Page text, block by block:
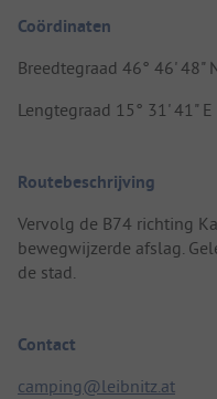
Coördinaten
Breedtegraad 46° 46' 48"
Lengtegraad 15° 31' 41"
Routebeschrijving
Vervolg de B74 richting
bewegwijzerde afslag.
de stad.
Contact
camping@leibnitz.at